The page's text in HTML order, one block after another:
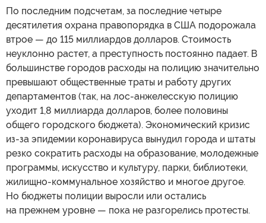
По последним подсчетам, за последние четыре
десятилетия охрана правопорядка в США подорожала
втрое — до 115 миллиардов долларов. Стоимость
неуклонно растет, а преступность постоянно падает. В
большинстве городов расходы на полицию значительно
превышают общественные траты и работу других
департаментов (так, на лос-анжелесскую полицию
уходит 1,8 миллиарда долларов, более половины
общего городского бюджета). Экономический кризис
из-за эпидемии коронавируса вынудил города и штаты
резко сократить расходы на образование, молодежные
программы, искусство и культуру, парки, библиотеки,
жилищно-коммунальное хозяйство и многое другое.
Но бюджеты полиции выросли или остались
на прежнем уровне — пока не разгорелись протесты.